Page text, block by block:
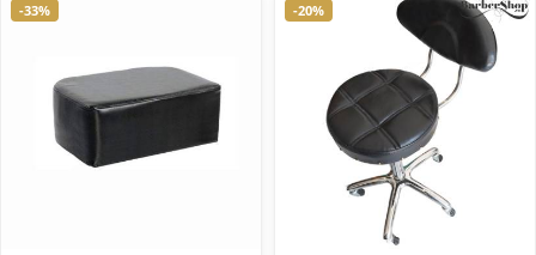
-33% -20%